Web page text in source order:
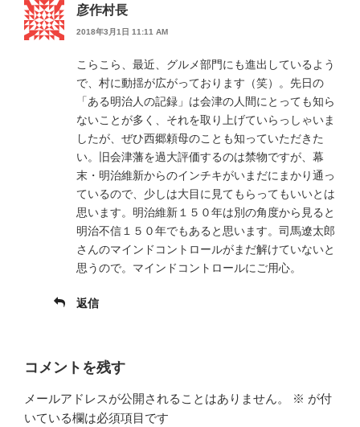
彦作村長
2018年3月1日 11:11 AM
こらこら、最近、グルメ部門にも進出しているよう
で、村に動揺が広がっております（笑）。先日の
「ある明治人の記録」は会津の人間にとっても知ら
ないことが多く、それを取り上げていらっしゃいま
したが、ぜひ西郷頼母のことも知っていただきた
い。旧会津藩を過大評価するのは禁物ですが、幕
末・明治維新からのインチキがいまだにまかり通っ
ているので、少しは大目に見てもらってもいいとは
思います。明治維新１５０年は別の角度から見ると
明治不信１５０年でもあると思います。司馬遼太郎
さんのマインドコントロールがまだ解けていないと
思うので。マインドコントロールにご用心。
返信
コメントを残す
メールアドレスが公開されることはありません。 ※ が付
いている欄は必須項目です